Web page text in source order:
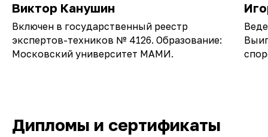
Виктор Канушин
Включен в государственный реестр
экспертов-техников № 4126. Образование:
Московский университет МАМИ.
Дипломы и сертификаты